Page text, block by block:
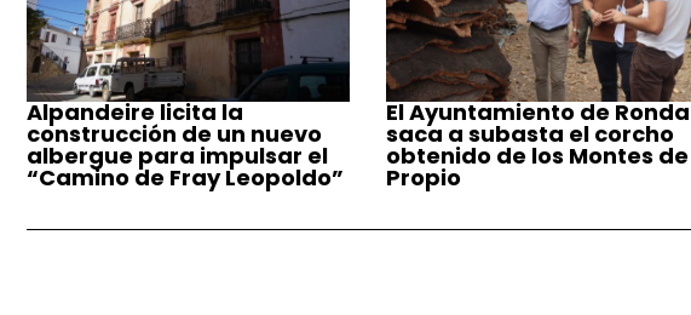
Alpandeire licita la
construcción de un nuevo
albergue para impulsar el
“Camino de Fray Leopoldo”
El Ayuntamiento de Ronda
saca a subasta el corcho
obtenido de los Montes de
Propio